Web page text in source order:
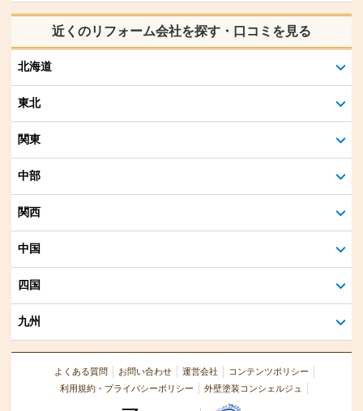
近くのリフォーム会社を探す・口コミを見る
北海道
東北
関東
中部
関西
中国
四国
九州
よくある質問 お問い合わせ 運営会社
コンテンツポリシー
利用規約・プライバシーポリシー
外壁塗装コンシェルジュ